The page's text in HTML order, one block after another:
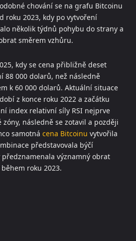
chování se na grafu Bitcoinu
roku 2023, kdy po vytvoření
několik týdnů pohybu do strany a
směrem vzhůru.
kdy se cena přibližně deset
88 000 dolarů, než následně
k 60 000 dolarů. Aktuální situace
z konce roku 2022 a začátku
index relativní síly RSI nejprve
následně se zotavil a později
samotná cena Bitcoinu vytvořila
představovala býčí
významný obrat
roku 2023.